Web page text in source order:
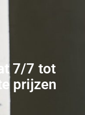
7/7 tot
prijzen